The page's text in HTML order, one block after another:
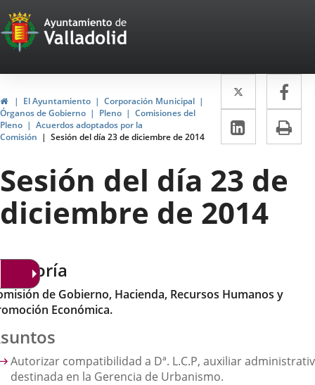
Portal
Web
del
Ayuntamiento
de
Valladolid
InicioEl Ayuntamiento
Corporación Municipal
Órganos de Gobierno
Pleno
Comisiones del
Pleno
Acuerdos adoptados por la
Comisión
Sesión del día 23 de diciembre de 2014
Twitter
Enlace
a
una
externa.
a
LinkedIn
Enlace
a
una
externa.
Sesión del día 23 de
diciembre de 2014
de Gobierno, Hacienda, Recursos Humanos y
Económica.
Autorizar compatibilidad a Dª. L.C.P, auxiliar
destinada en la Gerencia de Urbanismo.